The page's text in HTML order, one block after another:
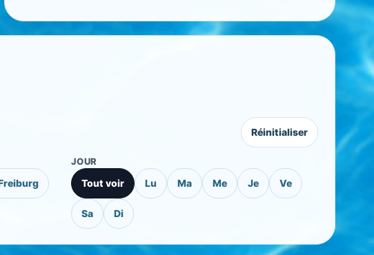
Réinitialiser
JOUR
Tout voir Lu Ma Me Je Ve
Sa Di